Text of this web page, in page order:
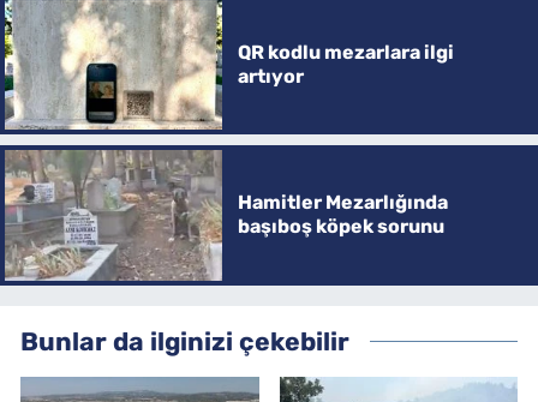
QR kodlu mezarlara ilgi
artıyor
Hamitler Mezarlığında
başıboş köpek sorunu
Bunlar da ilginizi çekebilir